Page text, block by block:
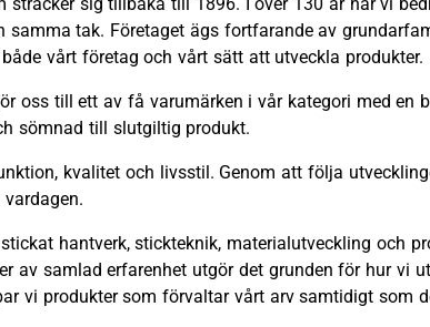
tak. Företaget ägs fortfarande av
vårt företag och vårt sätt att utveckla produkter.
oss till ett av få varumärken i vår kategori med en
sömnad till slutgiltig produkt.
kvalitet och livsstil. Genom att följa
hantverk, stickteknik, materialutveckling och
av samlad erfarenhet utgör det grunden för hur vi
vi produkter som förvaltar vårt arv samtidigt som